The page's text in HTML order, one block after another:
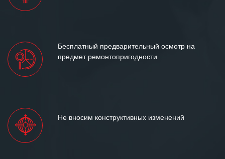
Бесплатный предварительный осмотр на
предмет ремонтопригодности
Не вносим конструктивных изменений